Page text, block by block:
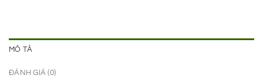
MÔ TẢ
ĐÁNH GIÁ (0)